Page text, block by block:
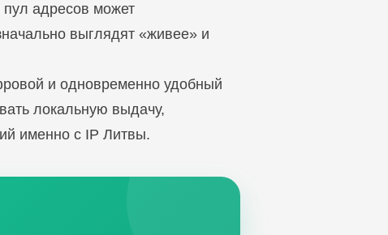
адресов может
выглядят «живее» и
и одновременно удобный
локальную выдачу,
именно с IP Литвы.